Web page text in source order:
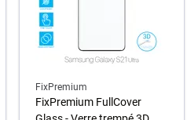
FixPremium
FixPremium FullCover